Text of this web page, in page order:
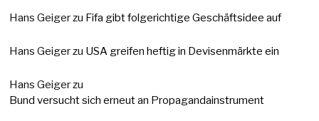
Hans Geigerzu Fifa gibt folgerichtige Geschäftsidee auf
Hans Geigerzu USA greifen heftig in Devisenmärkte ein
Hans Geigerzu
Bund versucht sich erneut an Propagandainstrument